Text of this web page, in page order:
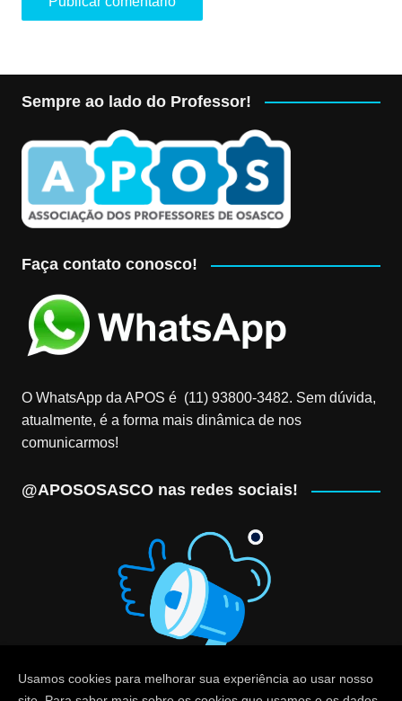
Sempre ao lado do Professor!
Faça contato conosco!
O WhatsApp da APOS é (11) 93800-3482‬. Sem dúvida,
atualmente, é a forma mais dinâmica de nos
comunicarmos!
@APOSOSASCO nas redes sociais!
Usamos cookies para melhorar sua experiência ao usar nosso